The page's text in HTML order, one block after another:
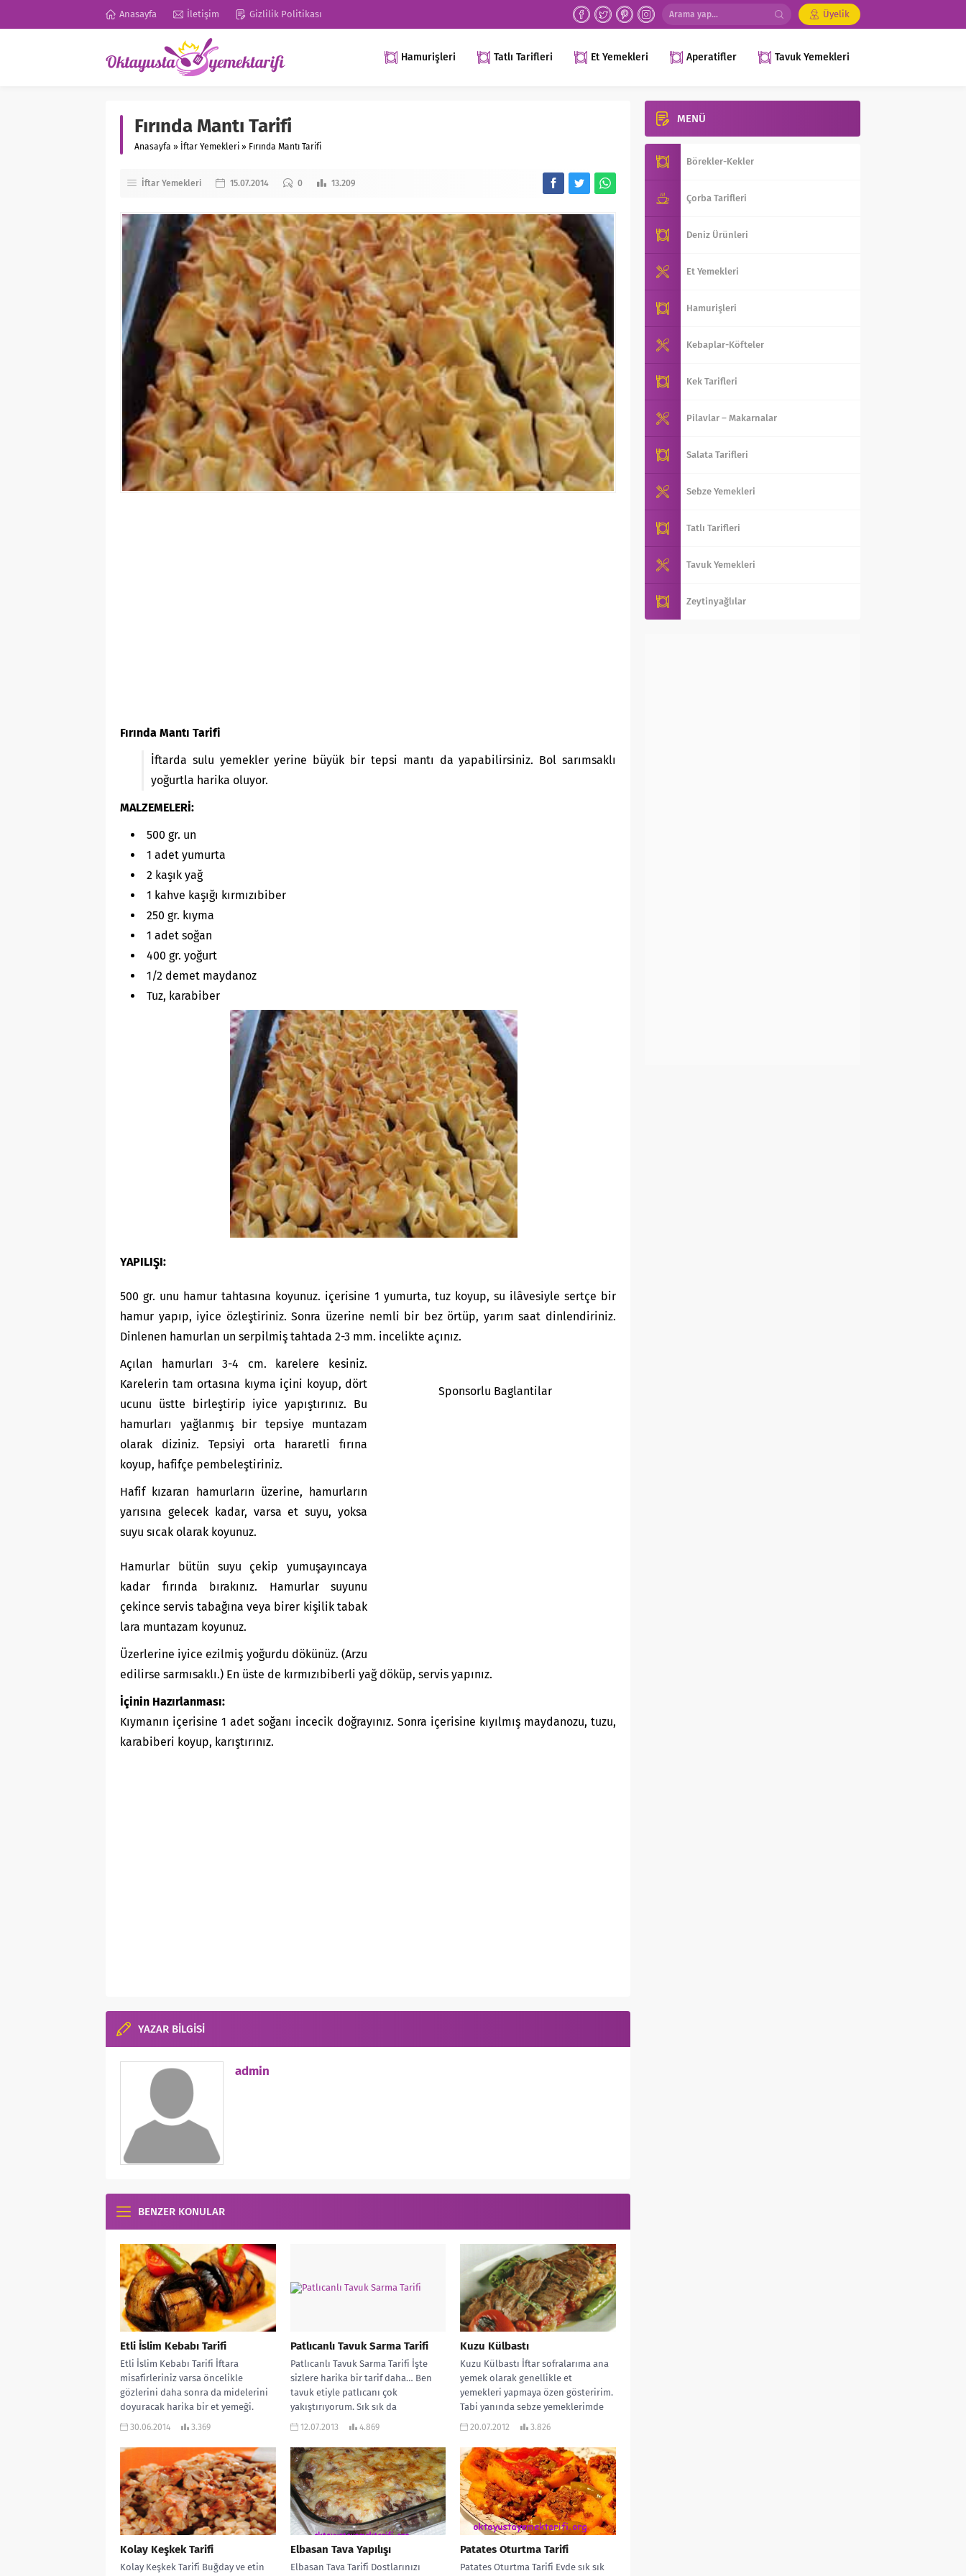
Anasayfa İletişim Gizlilik Politikası Üyelik
Hamurişleri Tatlı Tarifleri Et Yemekleri Aperatifler Tavuk Yemekleri
Fırında Mantı Tarifi
Anasayfa » İftar Yemekleri » Fırında Mantı Tarifi
İftar Yemekleri 15.07.2014 0 13.209
Fırında Mantı Tarifi
İftarda sulu yemekler yerine büyük bir tepsi mantı da yapabilirsiniz. Bol sarımsaklı
yoğurtla harika oluyor.
MALZEMELERİ:
500 gr. un
1 adet yumurta
2 kaşık yağ
1 kahve kaşığı kırmızıbiber
250 gr. kıyma
1 adet soğan
400 gr. yoğurt
1/2 demet maydanoz
Tuz, karabiber
YAPILIŞI:
500 gr. unu hamur tahtasına koyunuz. içerisine 1 yumurta, tuz koyup, su ilâvesiyle sertçe bir
hamur yapıp, iyice özleştiriniz. Sonra üzerine nemli bir bez örtüp, yarım saat dinlendiriniz.
Dinlenen hamurlan un serpilmiş tahtada 2-3 mm. incelikte açınız.
Sponsorlu Baglantilar
Açılan hamurları 3-4 cm. karelere kesiniz.
Karelerin tam ortasına kıyma içini koyup, dört
ucunu üstte birleştirip iyice yapıştırınız. Bu
hamurları yağlanmış bir tepsiye muntazam
olarak diziniz. Tepsiyi orta hararetli fırına
koyup, hafifçe pembeleştiriniz.
Hafif kızaran hamurların üzerine, hamurların
yarısına gelecek kadar, varsa et suyu, yoksa
suyu sıcak olarak koyunuz.
Hamurlar bütün suyu çekip yumuşayıncaya
kadar fırında bırakınız. Hamurlar suyunu
çekince servis tabağına veya birer kişilik tabak
lara muntazam koyunuz.
Üzerlerine iyice ezilmiş yoğurdu dökünüz. (Arzu
edilirse sarmısaklı.) En üste de kırmızıbiberli yağ döküp, servis yapınız.
İçinin Hazırlanması:
Kıymanın içerisine 1 adet soğanı incecik doğrayınız. Sonra içerisine kıyılmış maydanozu, tuzu,
karabiberi koyup, karıştırınız.
YAZAR BİLGİSİ
admin
BENZER KONULAR
Etli İslim Kebabı Tarifi
Etli İslim Kebabı Tarifi İftara
misafirleriniz varsa öncelikle
gözlerini daha sonra da midelerini
doyuracak harika bir et yemeği.
Gerçekten görüntüsü...
30.06.2014 3.369
Patlıcanlı Tavuk Sarma Tarifi
Patlıcanlı Tavuk Sarma Tarifi İşte
sizlere harika bir tarif daha… Ben
tavuk etiyle patlıcanı çok
yakıştırıyorum. Sık sık da
yapıyorum....
12.07.2013 4.869
Kuzu Külbastı
Kuzu Külbastı İftar sofralarıma ana
yemek olarak genellikle et
yemekleri yapmaya özen gösteririm.
Tabi yanında sebze yemeklerimde
mutlaka olur. Şimdi...
20.07.2012 3.826
Kolay Keşkek Tarifi
Kolay Keşkek Tarifi Buğday ve etin
Elbasan Tava Yapılışı
Elbasan Tava Tarifi Dostlarınızı
Patates Oturtma Tarifi
Patates Oturtma Tarifi Evde sık sık
MENÜ
Börekler-Kekler
Çorba Tarifleri
Deniz Ürünleri
Et Yemekleri
Hamurişleri
Kebaplar-Köfteler
Kek Tarifleri
Pilavlar – Makarnalar
Salata Tarifleri
Sebze Yemekleri
Tatlı Tarifleri
Tavuk Yemekleri
Zeytinyağlılar